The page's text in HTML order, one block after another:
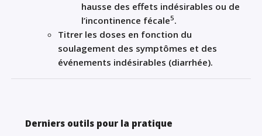
hausse des effets indésirables ou de
l’incontinence fécale5.
Titrer les doses en fonction du
soulagement des symptômes et des
événements indésirables (diarrhée).
Derniers outils pour la pratique